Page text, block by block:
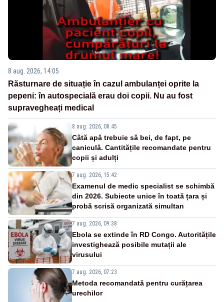
8 aug. 2026, 14:05
Răsturnare de situație în cazul ambulanței oprite la
pepeni: în autospecială erau doi copii. Nu au fost
supravegheați medical
8 aug. 2026, 08:45
Câtă apă trebuie să bei, de fapt, pe
caniculă. Cantitățile recomandate pentru
copii și adulți
7 aug. 2026, 15:42
Examenul de medic specialist se schimbă
din 2026. Subiecte unice în toată țara și
probă scrisă organizată simultan
7 aug. 2026, 09:38
Ebola se extinde în RD Congo. Autoritățile
investighează posibile mutații ale
virusului
7 aug. 2026, 07:23
Metoda recomandată pentru curățarea
urechilor